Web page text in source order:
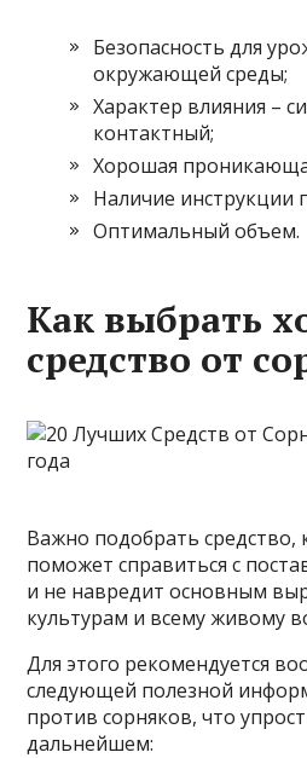
Безопасность для
окружающей среды;
Характер влияния –
контактный;
Хорошая
Наличие инструкции
Оптимальный объем.
Как выбрать
средство от
Важно подобрать средство,
поможет справиться с
и не навредит основным
культурам и всему живому
Для этого рекомендуется
следующей полезной
против сорняков, что
дальнейшем: